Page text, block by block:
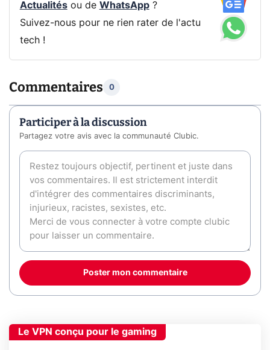
Actualitésou de WhatsApp?
Suivez-nous pour ne rien rater de l'actu
tech !
Commentaires 0
Participer à la discussion
Partagez votre avis avec la communauté Clubic.
Poster mon commentaire
Le VPN conçu pour le gaming